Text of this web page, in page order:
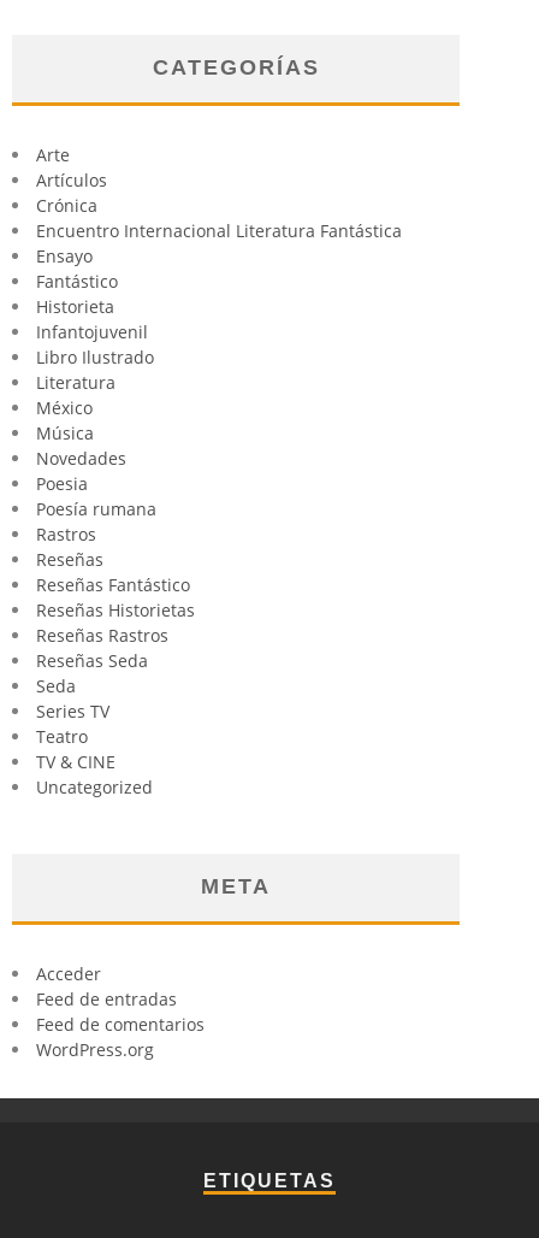
CATEGORÍAS
Arte
Artículos
Crónica
Encuentro Internacional Literatura Fantástica
Ensayo
Fantástico
Historieta
Infantojuvenil
Libro Ilustrado
Literatura
México
Música
Novedades
Poesia
Poesía rumana
Rastros
Reseñas
Reseñas Fantástico
Reseñas Historietas
Reseñas Rastros
Reseñas Seda
Seda
Series TV
Teatro
TV & CINE
Uncategorized
META
Acceder
Feed de entradas
Feed de comentarios
WordPress.org
ETIQUETAS